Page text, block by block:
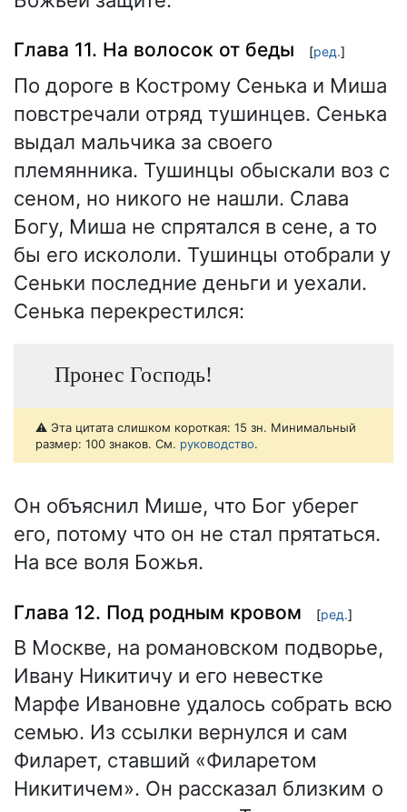
Глава 11. На волосок от беды [ред.]
По дороге в Кострому Сенька и Миша
повстречали отряд тушинцев. Сенька
выдал мальчика за своего
племянника. Тушинцы обыскали воз с
сеном, но никого не нашли. Слава
Богу, Миша не спрятался в сене, а то
бы его искололи. Тушинцы отобрали у
Сеньки последние деньги и уехали.
Сенька перекрестился:
Пронес Господь!
⚠️ Эта цитата слишком короткая: 15 зн. Минимальный
размер: 100 знаков. См. руководство.
Он объяснил Мише, что Бог уберег
его, потому что он не стал прятаться.
На все воля Божья.
Глава 12. Под родным кровом [ред.]
В Москве, на романовском подворье,
Ивану Никитичу и его невестке
Марфе Ивановне удалось собрать всю
семью. Из ссылки вернулся и сам
Филарет, ставший «Филаретом
Никитичем». Он рассказал близким о